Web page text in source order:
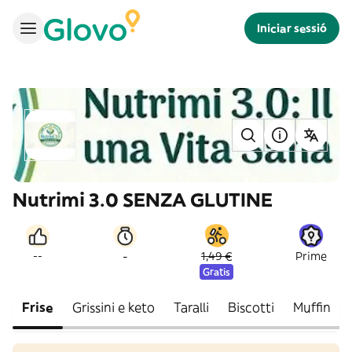
Iniciar sessió
Nutrimi 3.0 SENZA GLUTINE
-- - 1,49 €
Gratis
Prime
Frise Grissini e keto Taralli Biscotti Muffin